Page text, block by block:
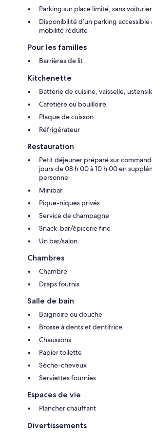
Parking sur place limité, sans voiturier
Disponibilité d’un parking accessible
mobilité réduite
Pour les familles
Barrières de lit
Kitchenette
Batterie de cuisine, vaisselle,
Cafetière ou bouilloire
Plaque de cuisson
Réfrigérateur
Restauration
Petit déjeuner préparé sur
jours de 08 h 00 à 10 h 00 en
personne
Minibar
Pique-niques privés
Service de champagne
Snack-bar/épicerie fine
Un bar/salon
Chambres
Chambre
Draps fournis
Salle de bain
Baignoire ou douche
Brosse à dents et dentifrice
Chaussons
Papier toilette
Sèche-cheveux
Serviettes fournies
Espaces de vie
Plancher chauffant
Divertissements